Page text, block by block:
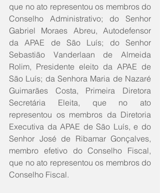
que no ato representou os membros do
Conselho Administrativo; do Senhor
Gabriel Moraes Abreu, Autodefensor
da APAE de São Luís; do Senhor
Sebastião Vanderlaan de Almeida
Rolim, Presidente eleito da APAE de
São Luís; da Senhora Maria de Nazaré
Guimarães Costa, Primeira Diretora
Secretária Eleita, que no ato
representou os membros da Diretoria
Executiva da APAE de São Luís, e do
Senhor José de Ribamar Gonçalves,
membro efetivo do Conselho Fiscal,
que no ato representou os membros do
Conselho Fiscal.